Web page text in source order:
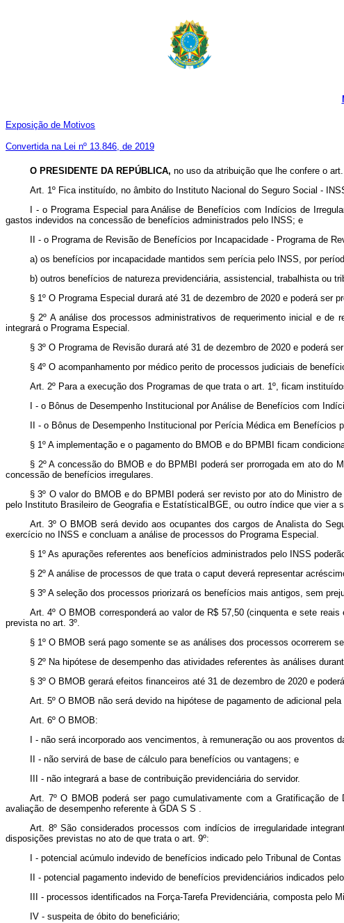
Exposição de Motivos
Convertida na Lei nº 13.846, de 2019
O PRESIDENTE DA REPÚBLICA, no uso da atribuição que lhe confere o
Art. 1º Fica instituído, no âmbito do Instituto Nacional do Seguro Social -
I - o Programa Especial para Análise de Benefícios com Indícios de
gastos indevidos na concessão de benefícios administrados pelo INSS; e
II - o Programa de Revisão de Benefícios por Incapacidade - Programa de
a) os benefícios por incapacidade mantidos sem perícia pelo INSS, por
b) outros benefícios de natureza previdenciária, assistencial, trabalhista ou
§ 1º O Programa Especial durará até 31 de dezembro de 2020 e poderá ser
§ 2º A análise dos processos administrativos de requerimento inicial e
integrará o Programa Especial.
§ 3º O Programa de Revisão durará até 31 de dezembro de 2020 e poderá
§ 4º O acompanhamento por médico perito de processos judiciais de
Art. 2º Para a execução dos Programas de que trata o art. 1º, ficam
I - o Bônus de Desempenho Institucional por Análise de Benefícios com
II - o Bônus de Desempenho Institucional por Perícia Médica em Benefícios
§ 1º A implementação e o pagamento do BMOB e do BPMBI ficam
§ 2º A concessão do BMOB e do BPMBI poderá ser prorrogada em ato do
concessão de benefícios irregulares.
§ 3º O valor do BMOB e do BPMBI poderá ser revisto por ato do Ministro
pelo Instituto Brasileiro de Geografia e EstatísticaIBGE, ou outro índice que vier a
Art. 3º O BMOB será devido aos ocupantes dos cargos de Analista do
exercício no INSS e concluam a análise de processos do Programa Especial.
§ 1º As apurações referentes aos benefícios administrados pelo INSS
§ 2º A análise de processos de que trata o caput deverá representar
§ 3º A seleção dos processos priorizará os benefícios mais antigos, sem
Art. 4º O BMOB corresponderá ao valor de R$ 57,50 (cinquenta e sete
prevista no art. 3º.
§ 1º O BMOB será pago somente se as análises dos processos ocorrerem
§ 2º Na hipótese de desempenho das atividades referentes às análises
§ 3º O BMOB gerará efeitos financeiros até 31 de dezembro de 2020 e
Art. 5º O BMOB não será devido na hipótese de pagamento de adicional
Art. 6º O BMOB:
I - não será incorporado aos vencimentos, à remuneração ou aos proventos
II - não servirá de base de cálculo para benefícios ou vantagens; e
III - não integrará a base de contribuição previdenciária do servidor.
Art. 7º O BMOB poderá ser pago cumulativamente com a Gratificação
avaliação de desempenho referente à GDA S S .
Art. 8º São considerados processos com indícios de irregularidade
disposições previstas no ato de que trata o art. 9º:
I - potencial acúmulo indevido de benefícios indicado pelo Tribunal de
II - potencial pagamento indevido de benefícios previdenciários indicados
III - processos identificados na Força-Tarefa Previdenciária, composta
IV - suspeita de óbito do beneficiário;